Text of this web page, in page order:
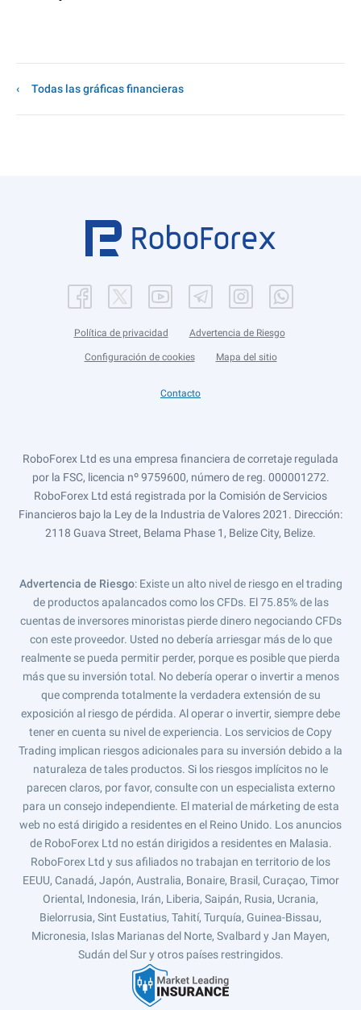
Todas las gráficas financieras
Política de privacidad Advertencia de Riesgo
Configuración de cookies Mapa del sitio
Contacto
RoboForex Ltd es una empresa financiera de corretaje regulada
por la FSC, licencia nº 9759600, número de reg. 000001272.
RoboForex Ltd está registrada por la Comisión de Servicios
Financieros bajo la Ley de la Industria de Valores 2021. Dirección:
2118 Guava Street, Belama Phase 1, Belize City, Belize.
Advertencia de Riesgo: Existe un alto nivel de riesgo en el trading
de productos apalancados como los CFDs. El 75.85% de las
cuentas de inversores minoristas pierde dinero negociando CFDs
con este proveedor. Usted no debería arriesgar más de lo que
realmente se pueda permitir perder, porque es posible que pierda
más que su inversión total. No debería operar o invertir a menos
que comprenda totalmente la verdadera extensión de su
exposición al riesgo de pérdida. Al operar o invertir, siempre debe
tener en cuenta su nivel de experiencia. Los servicios de Copy
Trading implican riesgos adicionales para su inversión debido a la
naturaleza de tales productos. Si los riesgos implícitos no le
parecen claros, por favor, consulte con un especialista externo
para un consejo independiente. El material de márketing de esta
web no está dirigido a residentes en el Reino Unido. Los anuncios
de RoboForex Ltd no están dirigidos a residentes en Malasia.
RoboForex Ltd y sus afiliados no trabajan en territorio de los
EEUU, Canadá, Japón, Australia, Bonaire, Brasil, Curaçao, Timor
Oriental, Indonesia, Irán, Liberia, Saipán, Rusia, Ucrania,
Bielorrusia, Sint Eustatius, Tahití, Turquía, Guinea-Bissau,
Micronesia, Islas Marianas del Norte, Svalbard y Jan Mayen,
Sudán del Sur y otros países restringidos.